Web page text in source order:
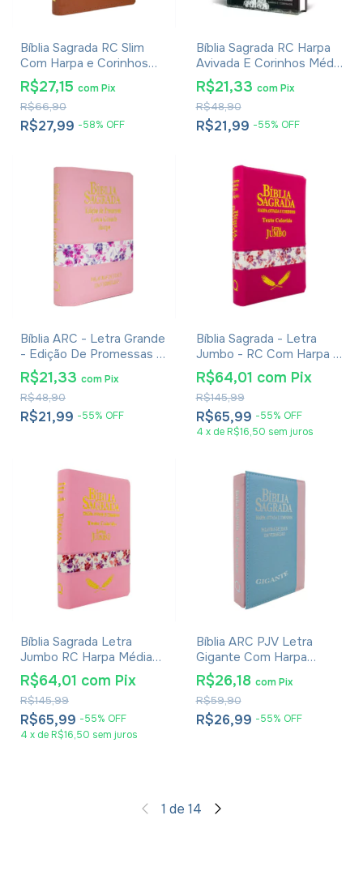
Bíblia Sagrada RC Slim
Com Harpa e Corinhos
Média Luxo Marrom
R$27,99 -58% OFF
R$66,90
R$27,15 comPix
Bíblia Sagrada RC Harpa
Avivada E Corinhos Média
Capa Dura Leão Isaías
R$21,99 -55% OFF
R$48,90
R$21,33 com Pix
Bíblia ARC - Letra Grande
- Edição De Promessas -
Palavras De Jesus Em
Vermelho - Harpa - Capa
Zíper Tricolor Rosa
R$21,99 -55% OFF
R$48,90
R$21,33 comPix
Bíblia Sagrada - Letra
Jumbo - RC Com Harpa E
Ziper Pink
R$65,99 -55% OFF
R$145,99
R$64,01 com Pix
4 x de R$16,50 sem juros
Bíblia Sagrada Letra
Jumbo RC Harpa Média
Zíper Rosa Claro
R$65,99 -55% OFF
R$145,99
R$64,01 com Pix
4 x de R$16,50 sem juros
Bíblia ARC PJV Letra
Gigante Com Harpa
Avivada E Corinhos -
Capa Carteira Bicolor
Rosa e Azul
R$26,99 -55% OFF
R$59,90
R$26,18 com Pix
1 de 14